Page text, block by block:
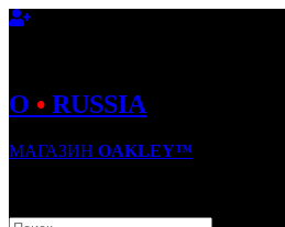
O • RUSSIA
МАГАЗИН OAKLEY™